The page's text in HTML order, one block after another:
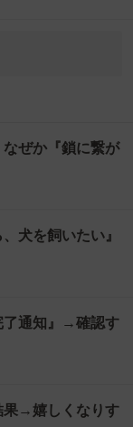
ぜか『鎖に繋が
犬を飼いたい』
了通知』→確認す
果→嬉しくなりす